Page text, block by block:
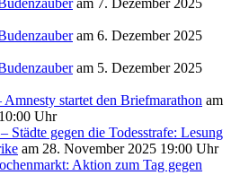
am 6. Dezember 2025
am 5. Dezember 2025
startet den Briefmarathon am
Uhr
Städte gegen die Todesstrafe: Lesung
am 28. November 2025 19:00 Uhr
Aktion zum Tag gegen